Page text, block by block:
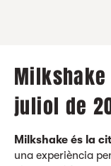
Milkshake
juliol de
Milkshake és la
una experiència